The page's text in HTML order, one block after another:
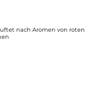
nach Aromen von roten